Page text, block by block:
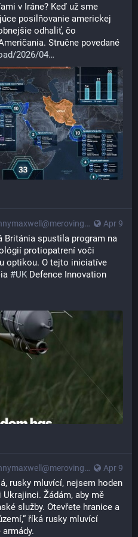
v Iráne? Keď už sme
posilňovanie americkej
odhaliť, čo
Stručne povedané
2026/04
Apr 9
Británia spustila program na
protiopatrení voči
optikou. O tejto iniciatíve
#UK Defence Innovation
Apr 9
rusky mluvící, nejsem hoden
Žádám, aby mě
služby. Otevřete hranice a
říká rusky mluvící